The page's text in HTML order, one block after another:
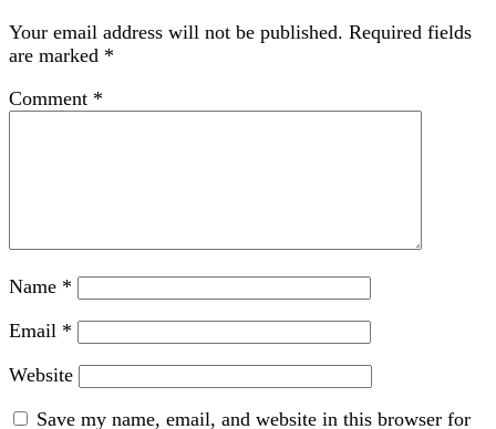
Your email address will not be published. Required fields
are marked *
Comment *
Name *
Email *
Website
Save my name, email, and website in this browser for